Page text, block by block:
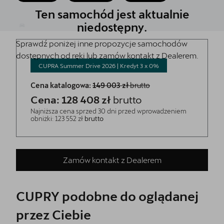
Cupra Born
CUPRA For Business
INDOOR Triathlon Series
Jazda próbna CUPRĄ
Leasing jak Abonament
OTOMOTO
Samochody dostępne od ręki
Finansowanie
Oferta i aktualności
Ten samochód jest aktualnie
niedostępny.
Sprawdź poniżej inne propozycje samochodów
dostępnych od ręki lub zamów kontakt z Dealerem.
CUPRA Summer Drive 2026 | Kredyt 3 x 0%
Cena katalogowa: 149 003 złbrutto
Cena: 128 408 zł brutto
Najniższa cena sprzed 30 dni przed wprowadzeniem
obniżki: 123 552 zł brutto
Zamów kontakt z Dealerem
CUPRY podobne do oglądanej
przez Ciebie